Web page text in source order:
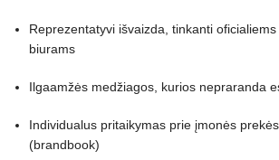
Reprezentatyvi išvaizda, tinkanti
biurams
Ilgaamžės medžiagos, kurios nepraranda
Individualus pritaikymas prie įmonės
(brandbook)